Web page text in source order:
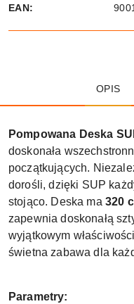
EAN:
OPIS
Pompowana Deska
doskonała
początkujących.
dorośli, dzięki SUP
stojąco. Deska ma 320
zapewnia doskonałą
wyjątkowym
świetna zabawa dla
Parametry: